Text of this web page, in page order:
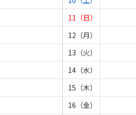
11（日）
12（月）
13（火）
14（水）
15（木）
16（金）